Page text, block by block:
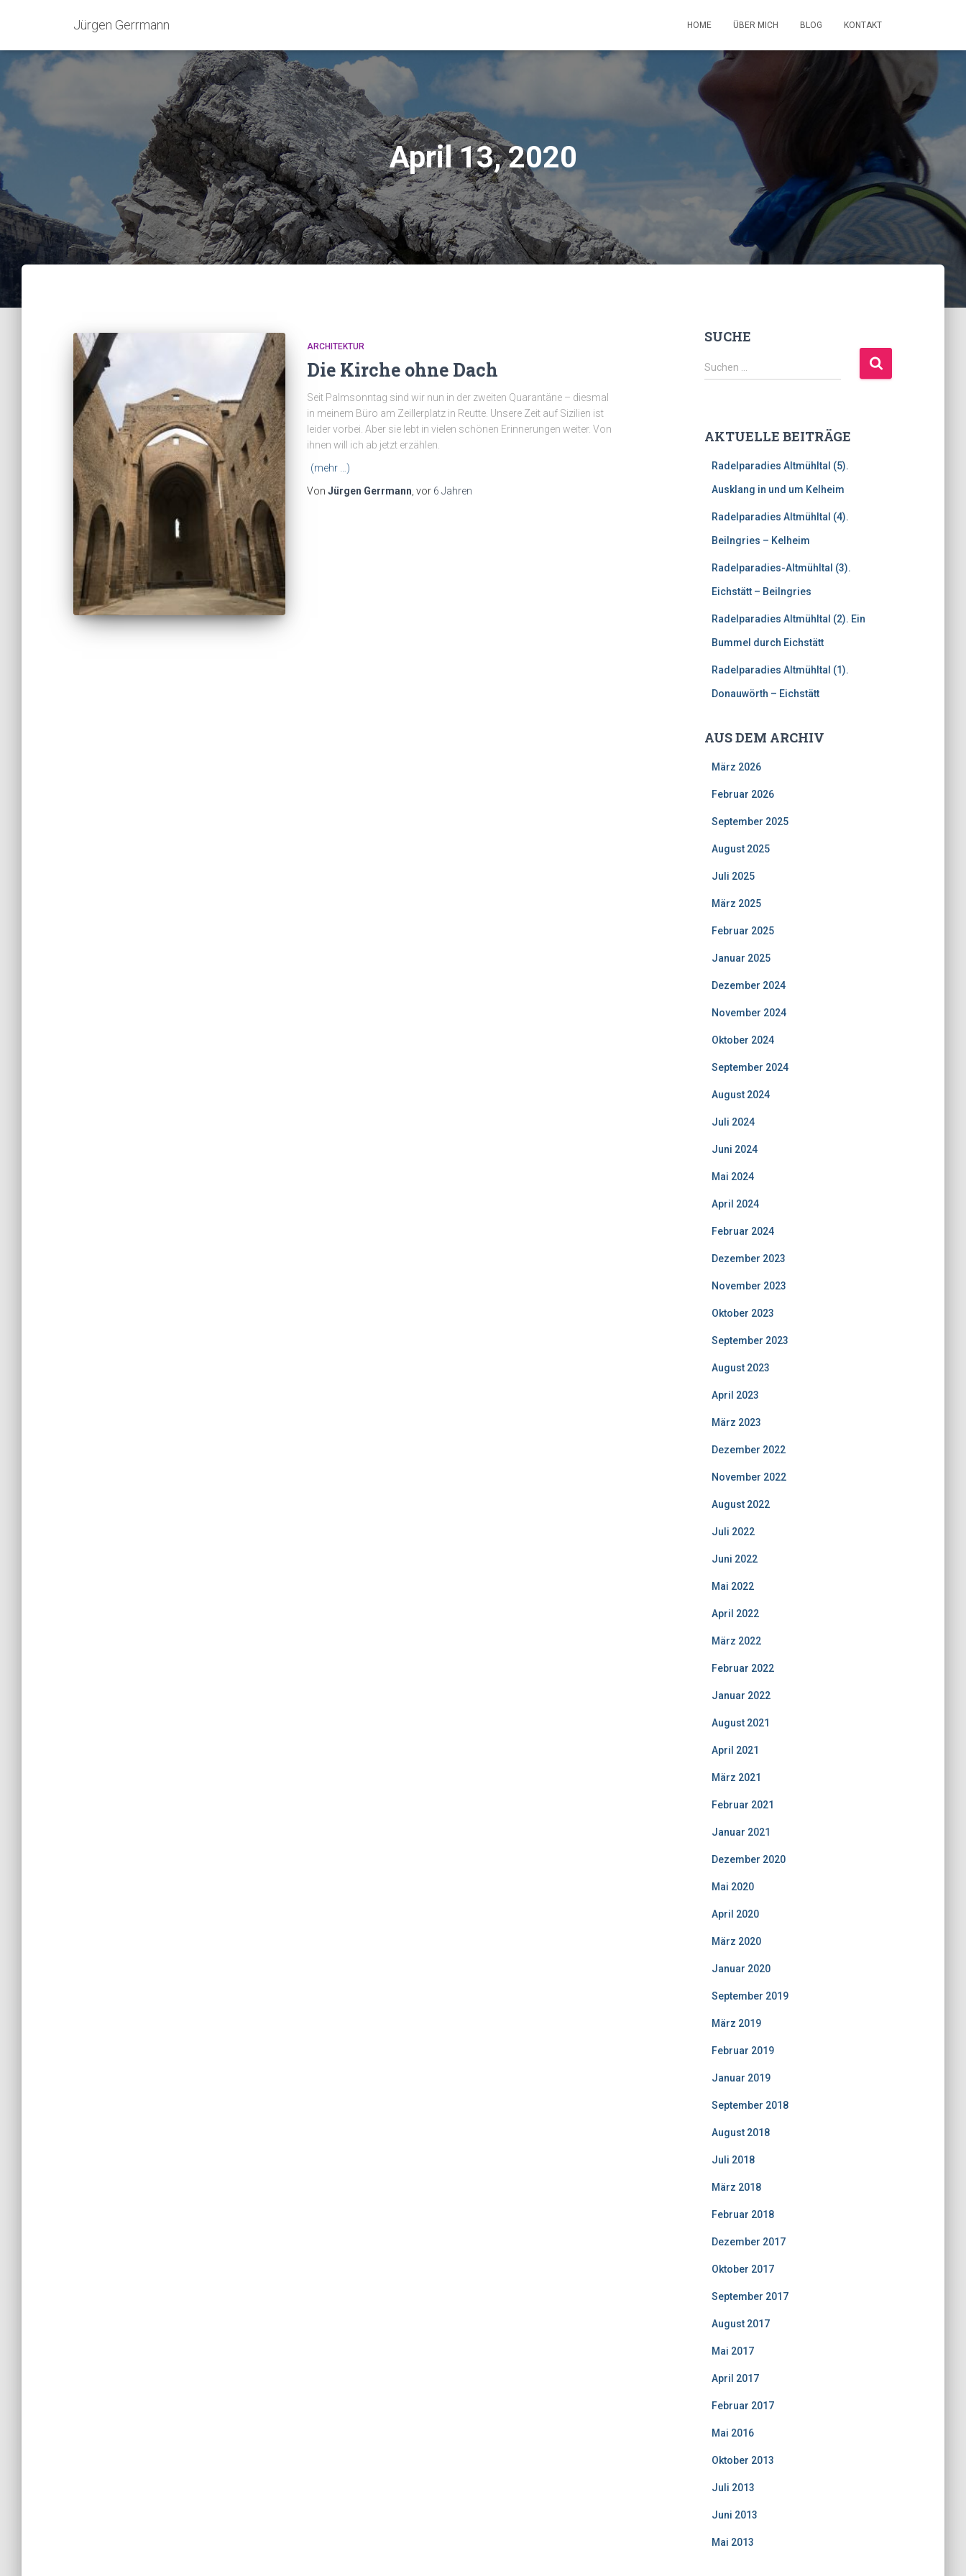
Jürgen Gerrmann HOME ÜBER MICH BLOG KONTAKT
April 13, 2020
ARCHITEKTUR
Die Kirche ohne Dach
Seit Palmsonntag sind wir nun in der zweiten Quarantäne – diesmal
in meinem Büro am Zeillerplatz in Reutte. Unsere Zeit auf Sizilien ist
leider vorbei. Aber sie lebt in vielen schönen Erinnerungen weiter. Von
ihnen will ich ab jetzt erzählen.
(mehr …)
Von Jürgen Gerrmann , vor 6 Jahren
SUCHE
S
u
n
Suchen …
AKTUELLE BEITRÄGE
Radelparadies Altmühltal (5).
Ausklang in und um Kelheim
Radelparadies Altmühltal (4).
Beilngries – Kelheim
Radelparadies-Altmühltal (3).
Eichstätt – Beilngries
Radelparadies Altmühltal (2). Ein
Bummel durch Eichstätt
Radelparadies Altmühltal (1).
Donauwörth – Eichstätt
AUS DEM ARCHIV
März 2026
Februar 2026
September 2025
August 2025
Juli 2025
März 2025
Februar 2025
Januar 2025
Dezember 2024
November 2024
Oktober 2024
September 2024
August 2024
Juli 2024
Juni 2024
Mai 2024
April 2024
Februar 2024
Dezember 2023
November 2023
Oktober 2023
September 2023
August 2023
April 2023
März 2023
Dezember 2022
November 2022
August 2022
Juli 2022
Juni 2022
Mai 2022
April 2022
März 2022
Februar 2022
Januar 2022
August 2021
April 2021
März 2021
Februar 2021
Januar 2021
Dezember 2020
Mai 2020
April 2020
März 2020
Januar 2020
September 2019
März 2019
Februar 2019
Januar 2019
September 2018
August 2018
Juli 2018
März 2018
Februar 2018
Dezember 2017
Oktober 2017
September 2017
August 2017
Mai 2017
April 2017
Februar 2017
Mai 2016
Oktober 2013
Juli 2013
Juni 2013
Mai 2013